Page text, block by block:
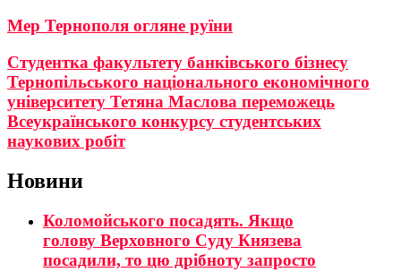
Мер Тернополя огляне руїни
Студентка факультету банківського бізнесу
Тернопільського національного економічного
університету Тетяна Маслова переможець
Всеукраїнського конкурсу студентських
наукових робіт
Новини
Коломойського посадять. Якщо
голову Верховного Суду Князева
посадили, то цю дрібноту запросто